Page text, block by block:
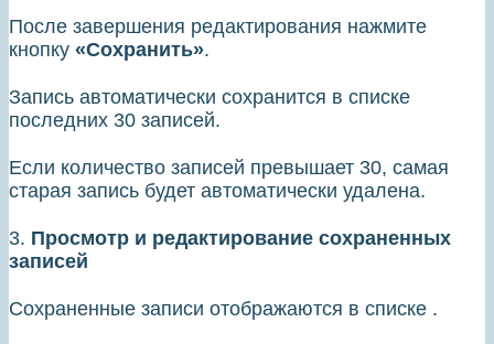
После завершения редактирования нажмите
кнопку «Сохранить».
Запись автоматически сохранится в списке
последних 30 записей.
Если количество записей превышает 30, самая
старая запись будет автоматически удалена.
3. Просмотр и редактирование сохраненных
записей
Сохраненные записи отображаются в списке .